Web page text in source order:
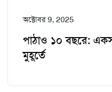
অক্টোবর 9, 2025
পাঠাও ১০ বছরে:
মুহূর্তে